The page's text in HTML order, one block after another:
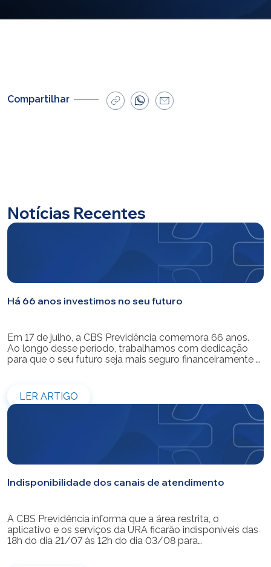
Compartilhar
Notícias Recentes
Há 66 anos investimos no seu futuro
Em 17 de julho, a CBS Previdência comemora 66 anos.
Ao longo desse período, trabalhamos com dedicação
para que o seu futuro seja mais seguro financeiramente e
eficiência e transparência os recursos dos nossos mais
de 39 mil participantes. Temos […]
LER ARTIGO
Indisponibilidade dos canais de atendimento
A CBS Previdência informa que a área restrita, o
aplicativo e os serviços da URA ficarão indisponíveis das
18h do dia 21/07 às 12h do dia 03/08 para